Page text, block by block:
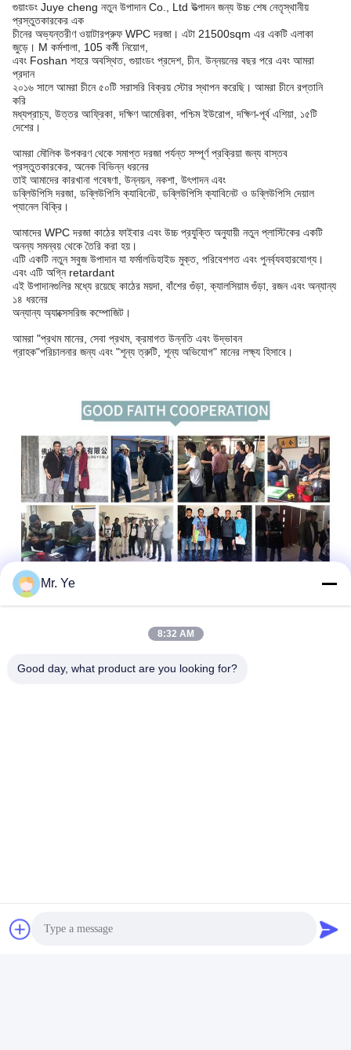
গুয়াংডং Juye cheng নতুন উপাদান Co., Ltd উত্পাদন জন্য উচ্চ শেষ নেতৃস্থানীয়
প্রস্তুতকারকের এক
চীনের অভ্যন্তরীণ ওয়াটারপ্রুফ WPC দরজা। এটা 21500sqm এর একটি এলাকা
জুড়ে। M কর্মশালা, 105 কর্মী নিয়োগ,
এবং Foshan শহরে অবস্থিত, গুয়াংডং প্রদেশ, চীন. উন্নয়নের বছর পরে এবং আমরা
প্রদান
২০১৬ সালে আমরা চীনে ৫০টি সরাসরি বিক্রয় স্টোর স্থাপন করেছি। আমরা চীনে রপ্তানি
করি
মধ্যপ্রাচ্য, উত্তর আফ্রিকা, দক্ষিণ আমেরিকা, পশ্চিম ইউরোপ, দক্ষিণ-পূর্ব এশিয়া, ১৫টি
দেশের।
আমরা মৌলিক উপকরণ থেকে সমাপ্ত দরজা পর্যন্ত সম্পূর্ণ প্রক্রিয়া জন্য বাস্তব
প্রস্তুতকারকের, অনেক বিভিন্ন ধরনের
তাই আমাদের কারখানা গবেষণা, উন্নয়ন, নকশা, উৎপাদন এবং
ডব্লিউপিসি দরজা, ডব্লিউপিসি ক্যাবিনেট, ডব্লিউপিসি ক্যাবিনেট ও ডব্লিউপিসি দেয়াল
প্যানেল বিক্রি।
আমাদের WPC দরজা কাঠের ফাইবার এবং উচ্চ প্রযুক্তি অনুযায়ী নতুন প্লাস্টিকের একটি
অনন্য সমন্বয় থেকে তৈরি করা হয়।
এটি একটি নতুন সবুজ উপাদান যা ফর্মালডিহাইড মুক্ত, পরিবেশগত এবং পুনর্ব্যবহারযোগ্য।
এবং এটি অগ্নি retardant
এই উপাদানগুলির মধ্যে রয়েছে কাঠের ময়দা, বাঁশের গুঁড়া, ক্যালসিয়াম গুঁড়া, রজন এবং অন্যান্য
১৪ ধরনের
অন্যান্য অ্যাক্সেসরিজ কম্পোজিট।
আমরা "প্রথম মানের, সেবা প্রথম, ক্রমাগত উন্নতি এবং উদ্ভাবন
গ্রাহক"পরিচালনার জন্য এবং "শূন্য ত্রুটি, শূন্য অভিযোগ" মানের লক্ষ্য হিসাবে।
ট্যাগ: অভ্যন্তরীণ দরজা আর্কিট্রেভ
+8619867233361
Mr. Ye
8:32 AM
Good day, what product are you looking for?